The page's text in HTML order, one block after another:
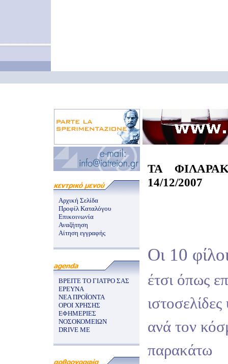
Αρχική Σελίδα
Προφίλ Καταλόγου
Επικοινωνία
Αναζήτηση
Αίτηση εγγραφής
ΒΡΕΙΤΕ ΤΟ ΓΙΑΤΡΟ ΣΑΣ
ΕΡΕΥΝΑ
ΝΕΑ ΠΡΟΪΟΝΤΑ
ΟΡΟΙ ΧΡΗΣΗΣ
ΕΦΗΜΕΡΙΕΣ
ΝΟΣΟΚΟΜΕΙΩΝ
DRIVE ME
ΤΑ
14/12/2007
Οι 10
έτσι όπως
ιστοσελίδες
ανά τον
παρακάτω